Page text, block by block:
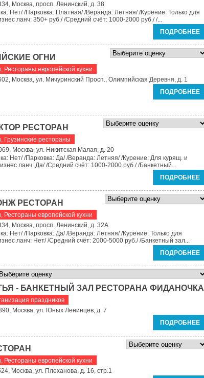
Москва, просп. Ленинский, д. 38
Нет/ /Парковка: Платная/ /Веранда: Летняя/ /Курение: Только для
ланч: 350+ руб./ /Средний счёт: 1000-2000 руб./ /...
ПОДРОБНЕЕ
ОГНИ
, Рестораны европейской кухни
Москва, ул. Мичуринский Просп., Олимпийская Деревня, д. 1
ПОДРОБНЕЕ
РЕСТОРАН
, Грузинские рестораны
Москва, ул. Никитская Малая, д. 20
Нет/ /Парковка: Да/ /Веранда: Летняя/ /Курение: Для курящ. и
ланч: Да/ /Средний счёт: 1000-2000 руб./ /Банкетный...
ПОДРОБНЕЕ
РЕСТОРАН
, Рестораны европейской кухни
Москва, просп. Ленинский, д. 32А
Нет/ /Парковка: Да/ /Веранда: Летняя/ /Курение: Только для
ланч: Нет/ /Средний счёт: 2000-5000 руб./ /Банкетный зал...
ПОДРОБНЕЕ
- БАНКЕТНЫЙ ЗАЛ РЕСТОРАНА ФИДАНОЧКА
праздников
Москва, ул. Юных Ленинцев, д. 7
ПОДРОБНЕЕ
, Рестораны европейской кухни
Москва, ул. Плеханова, д. 16, стр.1